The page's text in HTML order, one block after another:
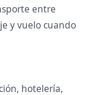
entre
y vuelo cuando
hotelería,